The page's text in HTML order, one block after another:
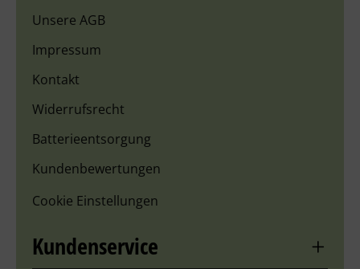
Unsere AGB
Impressum
Kontakt
Widerrufsrecht
Batterieentsorgung
Kundenbewertungen
Cookie Einstellungen
Kundenservice